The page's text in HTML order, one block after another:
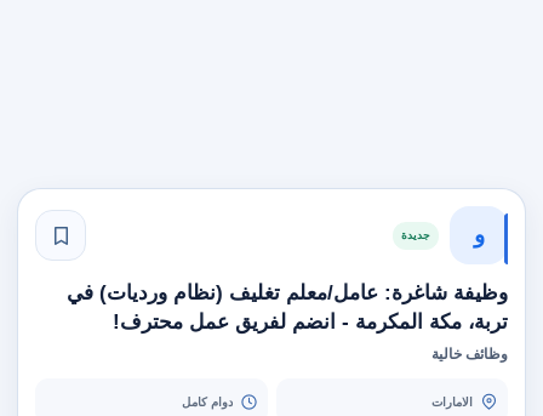
و جديدة
وظيفة شاغرة: عامل/معلم تغليف (نظام ورديات) في
تربة، مكة المكرمة - انضم لفريق عمل محترف!
وظائف خالية
الامارات دوام كامل